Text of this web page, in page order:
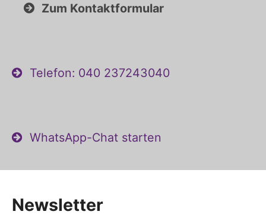
Zum Kontaktformular
Telefon: 040 237243040
WhatsApp-Chat starten
Newsletter